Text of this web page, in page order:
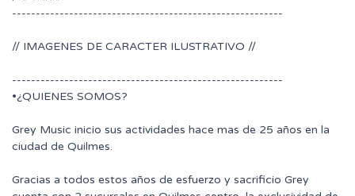
---------------------------------------------------------
// IMAGENES DE CARACTER ILUSTRATIVO //
---------------------------------------------------------
•¿QUIENES SOMOS?
Grey Music inicio sus actividades hace mas de 25 años en la
ciudad de Quilmes.
Gracias a todos estos años de esfuerzo y sacrificio Grey